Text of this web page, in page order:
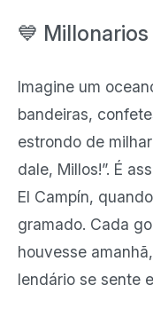
💙 Millonarios
Imagine um
bandeiras,
estrondo de
dale, Millos!”. É
El Campín,
gramado. Cada
houvesse
lendário se sente